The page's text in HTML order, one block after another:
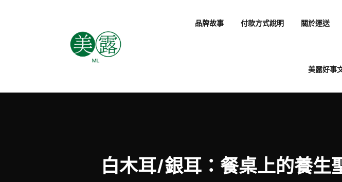
品牌故事 付款方式說明 關於運送
美露好事
白木耳/銀耳：餐桌上的養生